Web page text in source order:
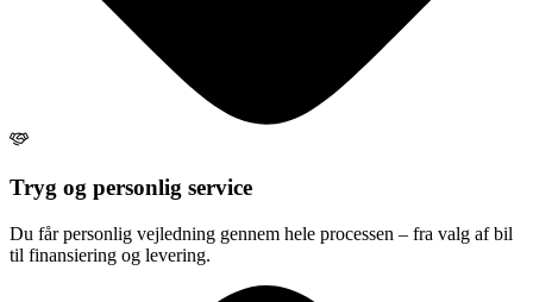
Tryg og personlig service
Du får personlig vejledning gennem hele processen – fra valg af bil
til finansiering og levering.